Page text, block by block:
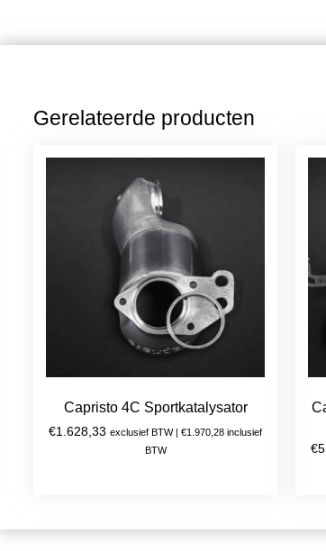
Gerelateerde producten
Capristo 4C Sportkatalysator
€1.628,33 exclusief BTW |€1.970,28 inclusief
BTW
€